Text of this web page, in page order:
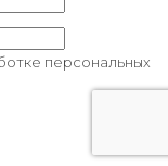
персональных